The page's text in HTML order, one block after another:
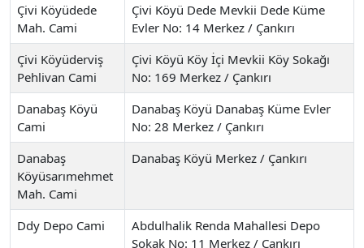
Çivi Köyüdede
Mah. Cami
Çivi Köyü Dede Mevkii Dede Küme
Evler No: 14 Merkez / Çankırı
Çivi Köyüderviş
Pehlivan Cami
Çivi Köyü Köy İçi Mevkii Köy Sokağı
No: 169 Merkez / Çankırı
Danabaş Köyü
Cami
Danabaş Köyü Danabaş Küme Evler
No: 28 Merkez / Çankırı
Danabaş
Köyüsarımehmet
Mah. Cami
Danabaş Köyü Merkez / Çankırı
Ddy Depo Cami
Abdulhalik Renda Mahallesi Depo
Sokak No: 11 Merkez / Çankırı